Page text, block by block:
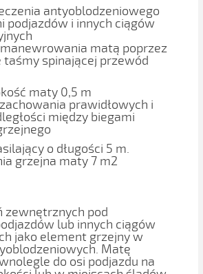
antyoblodzeniowego
podjazdów i innych ciągów
matą poprzez
taśmy spinającej przewód
maty 0,5 m
prawidłowych i
między biegami
o długości 5 m.
grzejna maty 7 m2
zewnętrznych pod
lub innych ciągów
jako element grzejny w
Matę
do osi podjazdu na